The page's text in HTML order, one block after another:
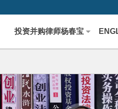
投资并购律师杨春宝